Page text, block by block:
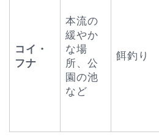
コイ・
フナ
本流の
緩やか
な場
所、公
園の池
など
餌釣り